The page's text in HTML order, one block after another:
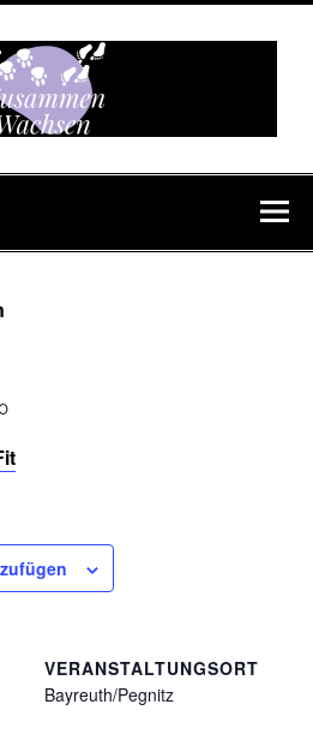
Wachsen
VERANSTALTUNGSORT
Bayreuth/Pegnitz